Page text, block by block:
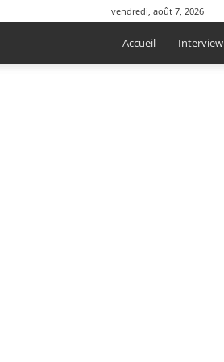
vendredi, août 7, 2026
Accueil Interview